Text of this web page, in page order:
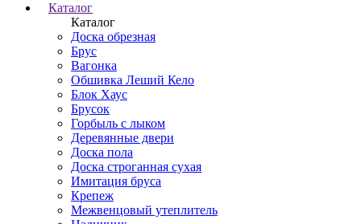
Каталог
Каталог
Доска обрезная
Брус
Вагонка
Обшивка Леший Кело
Блок Хаус
Брусок
Горбыль с лыком
Деревянные двери
Доска пола
Доска строганная сухая
Имитация бруса
Крепеж
Межвенцовый утеплитель